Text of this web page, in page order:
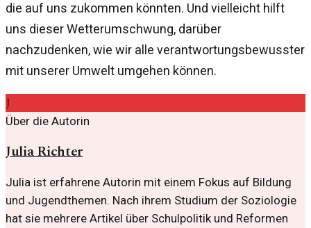
die auf uns zukommen könnten. Und vielleicht hilft
uns dieser Wetterumschwung, darüber
nachzudenken, wie wir alle verantwortungsbewusster
mit unserer Umwelt umgehen können.
J
Über die Autorin
Julia Richter
Julia ist erfahrene Autorin mit einem Fokus auf Bildung
und Jugendthemen. Nach ihrem Studium der Soziologie
hat sie mehrere Artikel über Schulpolitik und Reformen